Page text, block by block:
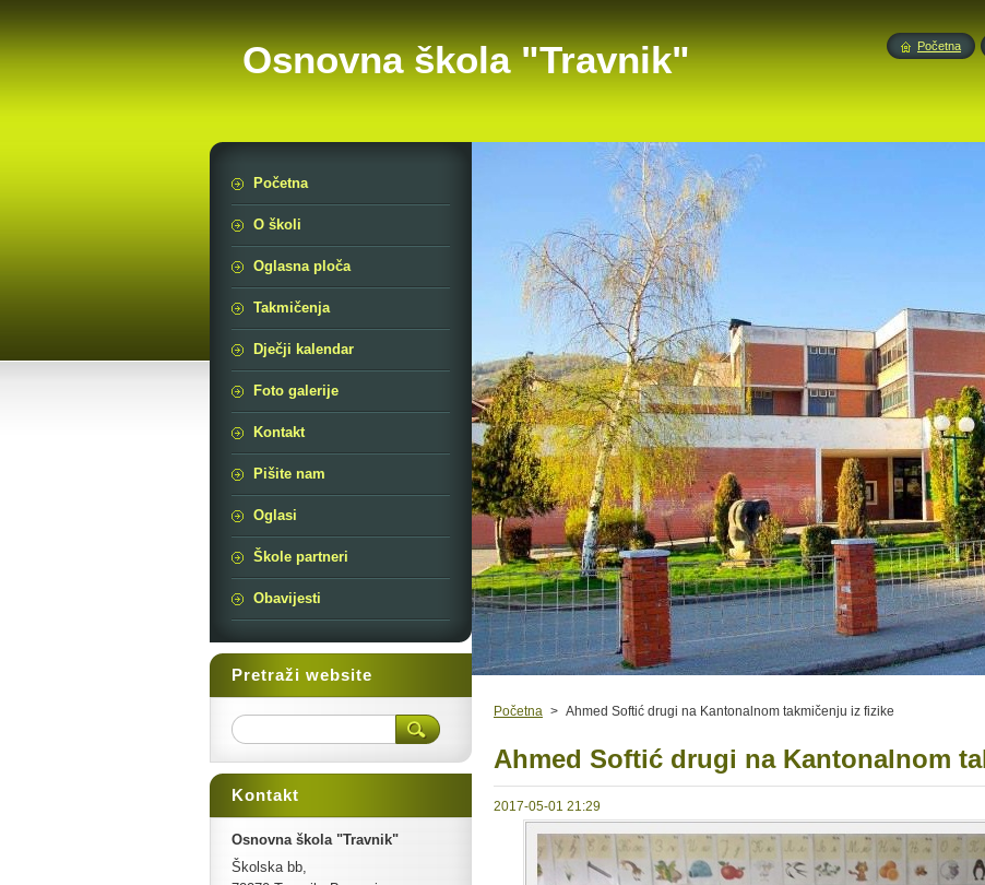
Osnovna škola "Travnik"
Početna > Ahmed Softić drugi na Kantonalnom takmičenju iz fizike
Ahmed Softić drugi na Kantonalnom
2017-05-01 21:29
Početna
O školi
Oglasna ploča
Takmičenja
Dječji kalendar
Foto galerije
Kontakt
Pišite nam
Oglasi
Škole partneri
Obavijesti
Pretraži website
Kontakt
Osnovna škola "Travnik"
Školska bb,
Početna